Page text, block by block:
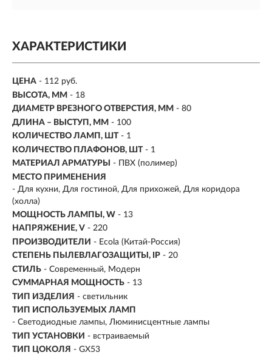
ХАРАКТЕРИСТИКИ
ЦЕНА - 112 руб.
ВЫСОТА, ММ - 18
ДИАМЕТР ВРЕЗНОГО ОТВЕРСТИЯ, ММ - 80
ДЛИНА – ВЫСТУП, ММ - 100
КОЛИЧЕСТВО ЛАМП, ШТ - 1
КОЛИЧЕСТВО ПЛАФОНОВ, ШТ - 1
МАТЕРИАЛ АРМАТУРЫ
- ПВХ (полимер)
МЕСТО ПРИМЕНЕНИЯ
- Для кухни, Для гостиной, Для прихожей, Для коридора
(холла)
МОЩНОСТЬ ЛАМПЫ, W - 13
НАПРЯЖЕНИЕ, V - 220
ПРОИЗВОДИТЕЛИ - Ecola (Китай-Россия)
СТЕПЕНЬ ПЫЛЕВЛАГОЗАЩИТЫ, IP - 20
СТИЛЬ - Современный, Модерн
СУММАРНАЯ МОЩНОСТЬ - 13
ТИП ИЗДЕЛИЯ - светильник
ТИП ИСПОЛЬЗУЕМЫХ ЛАМП
- Светодиодные лампы, Люминисцентные лампы
ТИП УСТАНОВКИ - встраиваемый
ТИП ЦОКОЛЯ - GX53